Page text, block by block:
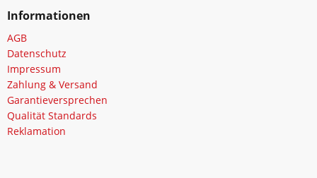
Informationen
AGB
Datenschutz
Impressum
Zahlung & Versand
Garantieversprechen
Qualität Standards
Reklamation